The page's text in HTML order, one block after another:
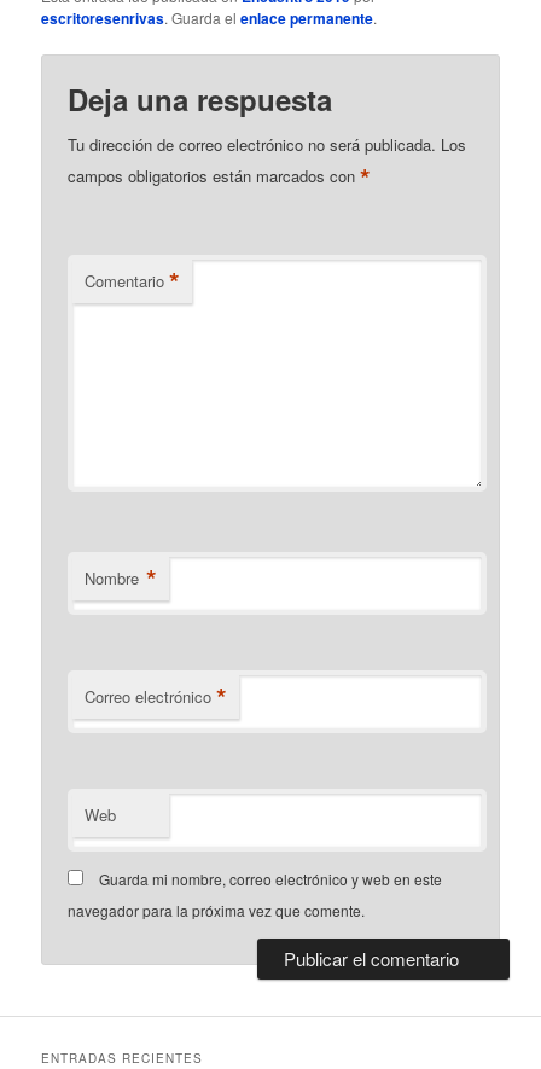
escritoresenrivas. Guarda elenlace permanente.
Deja una respuesta
Tu dirección de correo electrónico no será publicada. Los
campos obligatorios están marcados con*
Comentario *
Nombre *
Correo electrónico *
Web
Guarda mi nombre, correo electrónico y web en este
navegador para la próxima vez que comente.
ENTRADAS RECIENTES